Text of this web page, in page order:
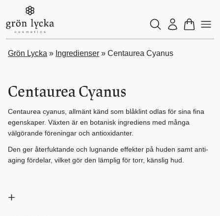
Grön Lycka » Ingredienser » Centaurea Cyanus
Centaurea Cyanus
Centaurea cyanus, allmänt känd som blåklint odlas för sina fina
egenskaper. Växten är en botanisk ingrediens med många
välgörande föreningar och antioxidanter.
Den ger återfuktande och lugnande effekter på huden samt anti-
aging fördelar, vilket gör den lämplig för torr, känslig hud.
+